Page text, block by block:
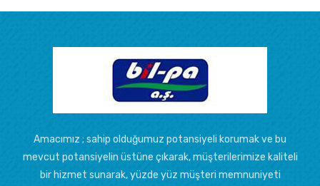
Amacımız ; sahip olduğumuz potansiyeli korumak ve bu
mevcut potansiyelin üstüne çıkarak, müşterilerimize kaliteli
bir hizmet sunarak, yüzde yüz müşteri memnuniyeti